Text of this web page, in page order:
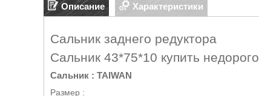
Описание Характеристики
Сальник заднего редуктора
Сальник 43*75*10 купить недорого
Сальник : TAIWAN
Размер :